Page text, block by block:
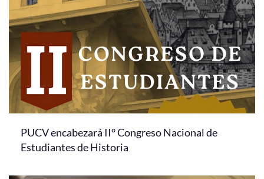
PUCV encabezará II° Congreso Nacional de
Estudiantes de Historia